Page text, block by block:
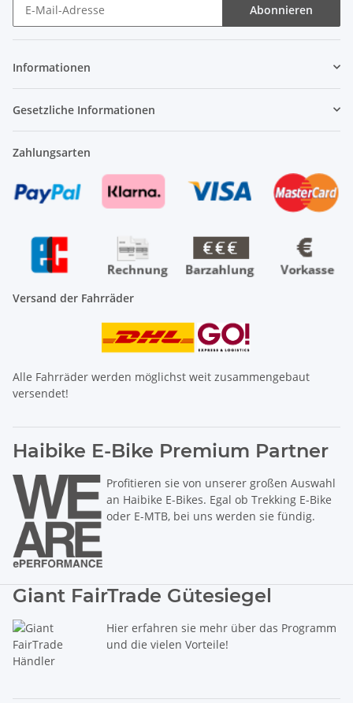
Abonnieren
Informationen
Gesetzliche Informationen
Zahlungsarten
Versand der Fahrräder
Alle Fahrräder werden möglichst weit zusammengebaut
versendet!
Haibike E-Bike Premium Partner
Profitieren sie von unserer großen Auswahl
an Haibike E-Bikes. Egal ob Trekking E-Bike
oder E-MTB, bei uns werden sie fündig.
Giant FairTrade Gütesiegel
Hier erfahren sie mehr über das Programm
und die vielen Vorteile!